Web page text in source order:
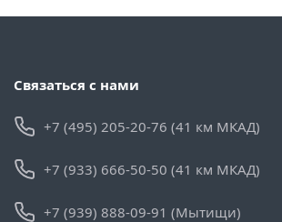
Связаться с нами
+7 (495) 205-20-76 (41 км МКАД)
+7 (933) 666-50-50 (41 км МКАД)
+7 (939) 888-09-91 (Мытищи)